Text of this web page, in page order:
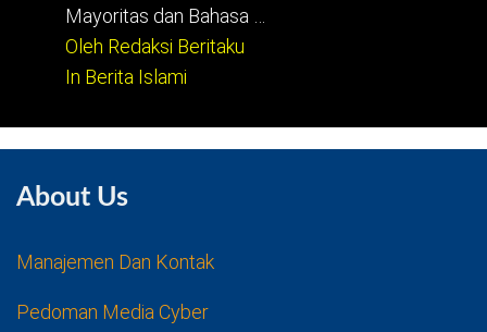
Mayoritas dan Bahasa …
Oleh Redaksi Beritaku
In Berita Islami
About Us
Manajemen Dan Kontak
Pedoman Media Cyber